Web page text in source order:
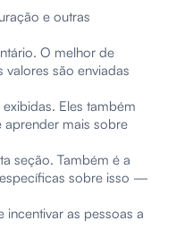
e outras
O melhor de
valores são enviadas
Eles também
aprender mais sobre
seção. Também é a
sobre isso —
as pessoas a